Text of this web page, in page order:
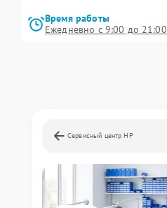
Время работы
Ежедневно с 9:00 до 21:00
Сервисный центр HP